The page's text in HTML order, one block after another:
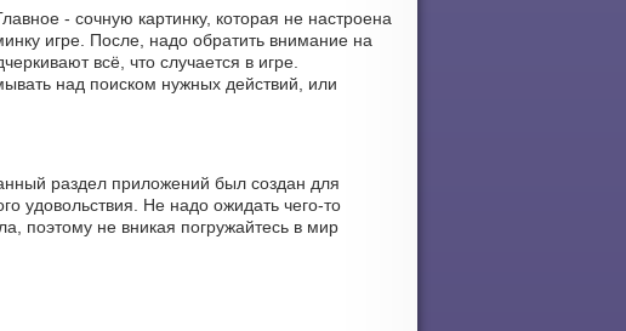
- сочную картинку, которая не настроена
игре. После, надо обратить внимание на
всё, что случается в игре.
над поиском нужных действий, или
раздел приложений был создан для
удовольствия. Не надо ожидать чего-то
поэтому не вникая погружайтесь в мир